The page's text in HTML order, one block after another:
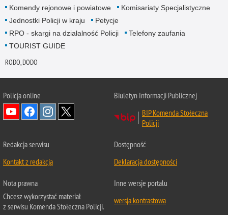
Komendy rejonowe i powiatowe
Komisariaty Specjalistyczne
Jednostki Policji w kraju
Petycje
RPO - skargi na działalność Policji
Telefony zaufania
TOURIST GUIDE
RODO, DODO
Policja online
Biuletyn Informacji Publicznej
BIP Komenda Stołeczna
Policji
Redakcja serwisu
Kontakt z redakcją
Dostępność
Deklaracja dostępności
Nota prawna
Chcesz wykorzystać materiał
z serwisu Komenda Stołeczna Policji.
Inne wersje portalu
wersja kontrastowa